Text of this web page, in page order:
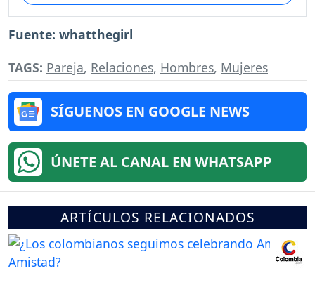
Fuente: whatthegirl
TAGS: Pareja, Relaciones, Hombres, Mujeres
SÍGUENOS EN GOOGLE NEWS
ÚNETE AL CANAL EN WHATSAPP
ARTÍCULOS RELACIONADOS